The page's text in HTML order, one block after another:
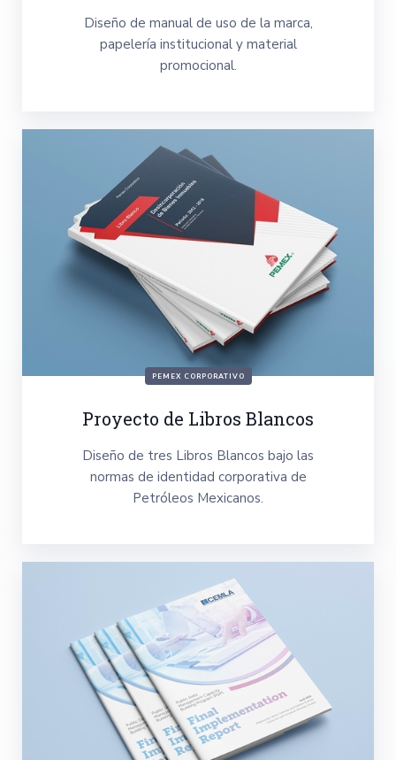
Diseño de manual de uso de la marca,
papelería institucional y material
promocional.
PEMEX CORPORATIVO
Proyecto de Libros Blancos
Diseño de tres Libros Blancos bajo las
normas de identidad corporativa de
Petróleos Mexicanos.